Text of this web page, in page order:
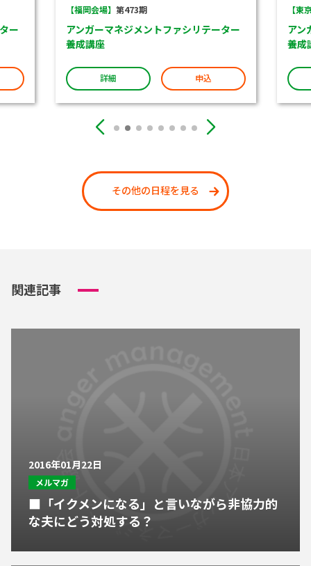
ー
【福岡会場】 第473期
アンガーマネジメントファシリテーター
養成講座
詳細 申込
【東
アン
養成
その他の日程を見る
関連記事
2016年01月22日
メルマガ
■「イクメンになる」と言いながら非協力的
な夫にどう対処する？